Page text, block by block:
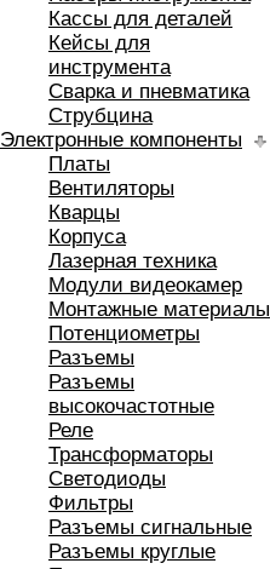
Кассы для деталей
Кейсы для
инструмента
Сварка и пневматика
Струбцина
Электронные компоненты
Платы
Вентиляторы
Кварцы
Корпуса
Лазерная техника
Модули видеокамер
Монтажные материалы
Потенциометры
Разъемы
Разъемы
высокочастотные
Реле
Трансформаторы
Светодиоды
Фильтры
Разъемы сигнальные
Разъемы круглые